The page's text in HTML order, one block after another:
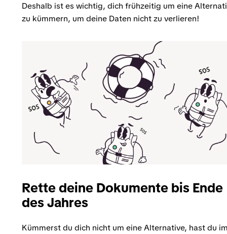
Deshalb ist es wichtig, dich frühzeitig um eine
zu kümmern, um deine Daten nicht zu verlieren!
Rette deine Dokumente bis Ende
des Jahres
Kümmerst du dich nicht um eine Alternative, hast du